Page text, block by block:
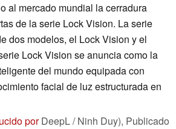
al mercado mundial la cerradura
de la serie Lock Vision. La serie
dos modelos, el Lock Vision y el
Lock Vision se anuncia como la
del mundo equipada con
facial de luz estructurada en
porDeepL / Ninh Duy), Publicado